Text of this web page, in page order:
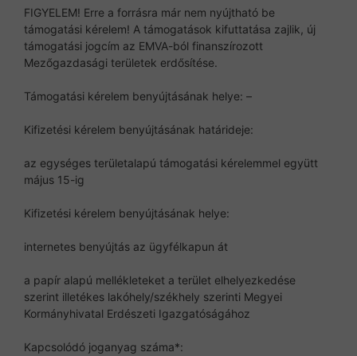
FIGYELEM! Erre a forrásra már nem nyújtható be
támogatási kérelem! A támogatások kifuttatása zajlik, új
támogatási jogcím az EMVA-ból finanszírozott
Mezőgazdasági területek erdősítése.
Támogatási kérelem benyújtásának helye: –
Kifizetési kérelem benyújtásának határideje:
az egységes területalapú támogatási kérelemmel együtt
május 15-ig
Kifizetési kérelem benyújtásának helye:
internetes benyújtás az ügyfélkapun át
a papír alapú mellékleteket a terület elhelyezkedése
szerint illetékes lakóhely/székhely szerinti Megyei
Kormányhivatal Erdészeti Igazgatóságához
Kapcsolódó joganyag száma*: